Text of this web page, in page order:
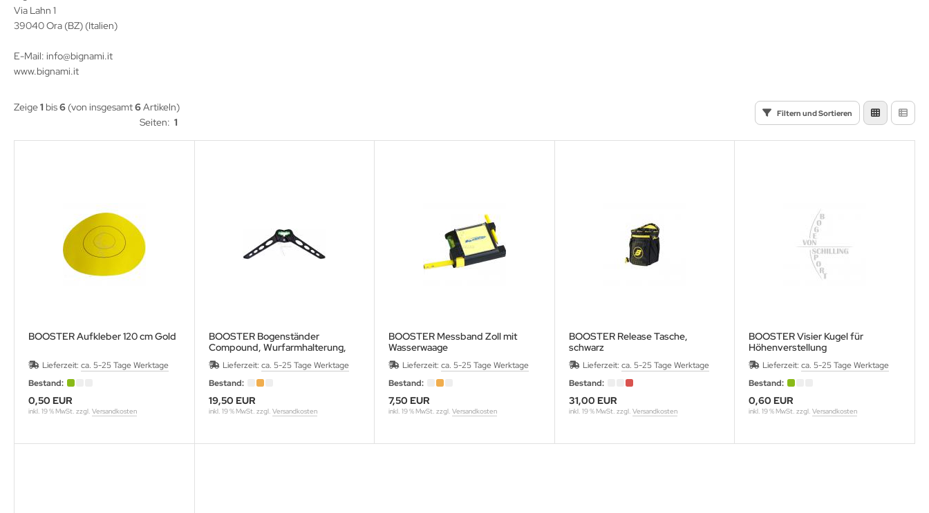
Via Lahn 1
39040 Ora (BZ) (Italien)
E-Mail: info@bignami.it
www.bignami.it
Filtern und Sortieren
Zeige1 bis6 (von insgesamt6Artikeln)
Seiten: 1
BOOSTER Aufkleber 120 cm Gold
Lieferzeit: ca. 5-25 Tage Werktage
Bestand:
0,50 EUR
inkl. 19 % MwSt. zzgl. Versandkosten
BOOSTER Bogenständer
Compound, Wurfarmhalterung,
Kunststoff
Lieferzeit: ca. 5-25 Tage Werktage
Bestand:
19,50 EUR
inkl. 19 % MwSt. zzgl. Versandkosten
BOOSTER Messband Zoll mit
Wasserwaage
Lieferzeit:ca. 5-25 Tage Werktage
Bestand:
7,50 EUR
inkl. 19 % MwSt. zzgl.Versandkosten
BOOSTER Release Tasche,
schwarz
Lieferzeit: ca. 5-25 Tage Werktage
Bestand:
31,00 EUR
inkl. 19 % MwSt. zzgl. Versandkosten
BOOSTER Visier Kugel für
Höhenverstellung
Lieferzeit:ca. 5-25 Tage Werktage
Bestand:
0,60 EUR
inkl. 19 % MwSt. zzgl.Versandkosten
Spitzen